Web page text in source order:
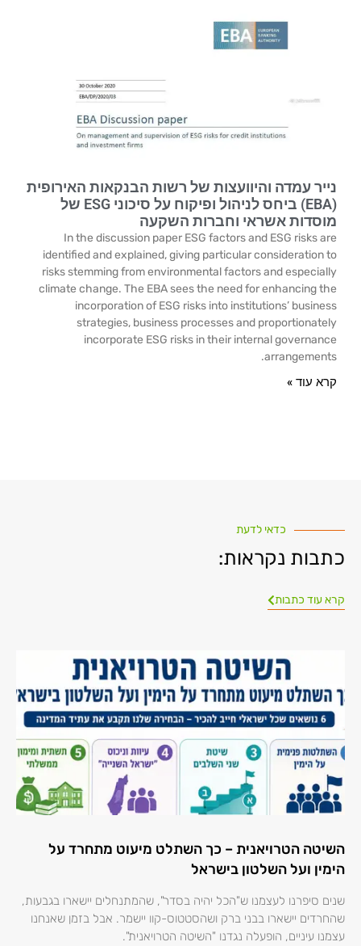
נייר עמדה והיוועצות של רשות הבנקאות האירופית
(EBA) ביחס לניהול ופיקוח על סיכוני ESG של
מוסדות אשראי וחברות השקעה
In the discussion paper ESG factors and ESG risks are
identified and explained, giving particular consideration to
risks stemming from environmental factors and especially
climate change. The EBA sees the need for enhancing the
incorporation of ESG risks into institutions’ business
strategies, business processes and proportionately
incorporate ESG risks in their internal governance
arrangements.
קרא עוד »
כדאי לדעת
כתבות נקראות:
קרא עוד כתבות
השיטה הטרויאנית – כך השתלט מיעוט מתחרד על
הימין ועל השלטון בישראל
שנים סיפרנו לעצמנו ש"הכל יהיה בסדר", שהמתנחלים יישארו בגבעות,
שהחרדים יישארו בבני ברק ושהסטטוס-קוו יישמר. אבל בזמן שאנחנו
עצמנו עיניים, הופעלה נגדנו "השיטה הטרויאנית".